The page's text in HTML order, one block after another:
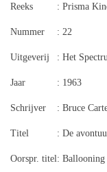
Reeks : Prisma
Nummer : 22
Uitgeverij : Het
Jaar : 1963
Schrijver : Bruce
Titel : De
Oorspr. titel: Ballooning